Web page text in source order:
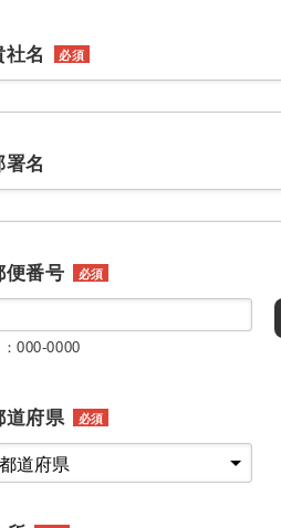
社名 必須
署名
便番号 必須
000-0000
道府県 必須